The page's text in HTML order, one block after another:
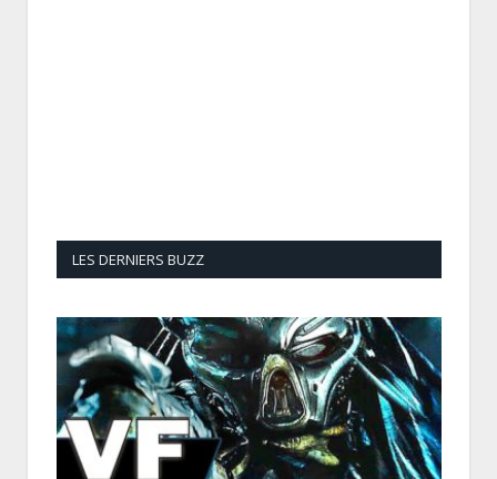
LES DERNIERS BUZZ